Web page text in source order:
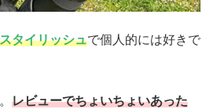
タイリッシュで個人的には好きで
レビューでちょいちょいあった